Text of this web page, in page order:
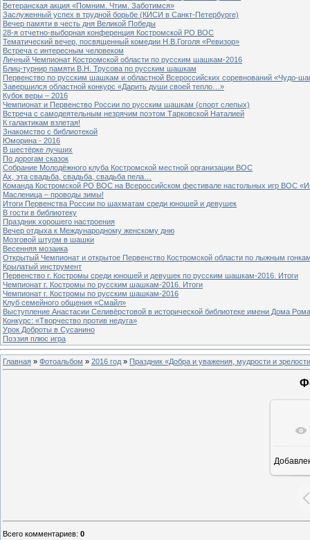
Ветеранская акция «Помним. Чтим. Заботимся»
Заслуженный успех в трудной борьбе (КИСИ в Санкт-Петербурге)
Вечер памяти в честь дня Великой Победы
28-я отчетно-выборная конференция Костромской РО ВОС
Тематический вечер, посвященный комедии Н.В.Гоголя «Ревизор»
Встреча с интересным человеком
Личный Чемпионат Костромской области по русским шашкам-2016
Блиц-турнир памяти В.Н. Трусова по русским шашкам
Первенство по русским шашкам и областной Всероссийских соревнований «Чудо-
Завершился областной конкурс «Дарить души своей тепло…»
Кубок веры – 2016
Чемпионат и Первенство России по русским шашкам (спорт слепых)
Встреча с самодеятельным незрячим поэтом Тарковской Наталией
К галактикам взлетая!
Знакомство с библиотекой
Юморина - 2016
В шестёрке лучших
По дорогам сказок
Собрание Молодёжного клуба Костромской местной организации ВОС
Ах, эта свадьба, свадьба, свадьба пела…
Команда Костромской РО ВОС на Всероссийском фестивале настольных игр ВОС
Масленица – проводы зимы!
Итоги Первенства России по шахматам среди юношей и девушек
В гости в библиотеку
Праздник хорошего настроения
Вечер отдыха к Международному женскому дню
Мозговой штурм в шашки
Весенняя мозаика
Открытый Чемпионат и открытое Первенство Костромской области по лыжным
Крылатый инструмент
Первенство г. Костромы среди юношей и девушек по русским шашкам-2016. Итоги
Чемпионат г. Костромы по русским шашкам-2016. Итоги
Чемпионат г. Костромы по русским шашкам-2016
Клуб семейного общения «Смайл»
Выступление Анастасии Селивёрстовой в исторической библиотеке имени Дома
Конкурс: «Творчество против недуга»
Урок Доброты в Сусанино
Поэзия плюс игра
Главная » Фотоальбом » 2016 год » Праздник «Добра и уважения, мудрости и
Всего комментариев: 0